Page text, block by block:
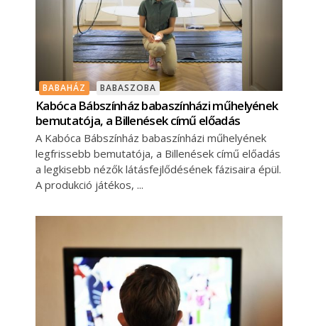
BABAHÁZ BABASZOBA
Kabóca Bábszínház babaszínházi műhelyének
bemutatója, a Billenések című előadás
A Kabóca Bábszínház babaszínházi műhelyének
legfrissebb bemutatója, a Billenések című előadás
a legkisebb nézők látásfejlődésének fázisaira épül.
A produkció játékos,